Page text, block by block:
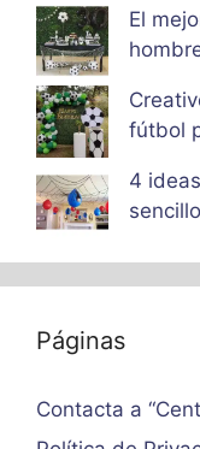
El
fútbol
4
Páginas
Contacta a